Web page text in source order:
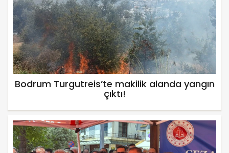
Bodrum Turgutreis’te makilik alanda yangın
çıktı!